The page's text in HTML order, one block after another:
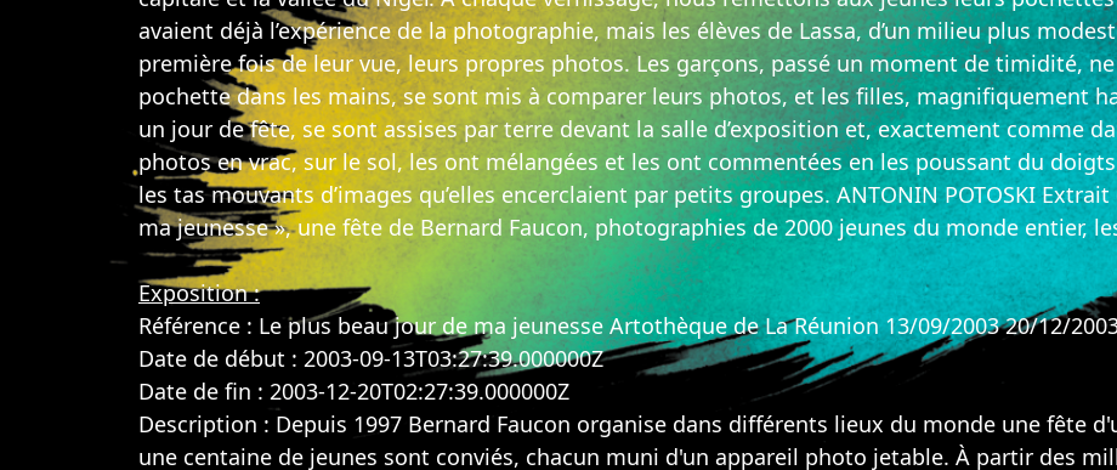
avaient déjà l’expérience de la photographie, mais les élèves de Lassa, d’un milieu plus
première fois de leur vue, leurs propres photos. Les garçons, passé un moment de timidité,
pochette dans les mains, se sont mis à comparer leurs photos, et les filles, magnifiquement
un jour de fête, se sont assises par terre devant la salle d’exposition et, exactement comme
photos en vrac, sur le sol, les ont mélangées et les ont commentées en les poussant du
les tas mouvants d’images qu’elles encerclaient par petits groupes. ANTONIN POTOSKI
ma jeunesse », une fête de Bernard Faucon, photographies de 2000 jeunes du monde entier,
Exposition :
Référence : Le plus beau jour de ma jeunesse Artothèque de La Réunion 13/09/2003 20/12/
Date de début : 2003-09-13T03:27:39.000000Z
Date de fin : 2003-12-20T02:27:39.000000Z
Description : Depuis 1997 Bernard Faucon organise dans différents lieux du monde une fête
une centaine de jeunes sont conviés, chacun muni d'un appareil photo jetable. À partir des